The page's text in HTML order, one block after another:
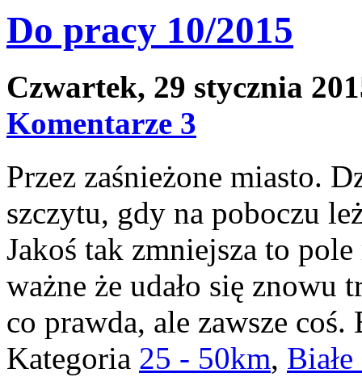
Do pracy 10/2015
Czwartek, 29 stycznia
Komentarze 3
Przez zaśnieżone miasto.
szczytu, gdy na poboczu
Jakoś tak zmniejsza to
ważne że udało się znowu
co prawda, ale zawsze
Kategoria 25 - 50km,